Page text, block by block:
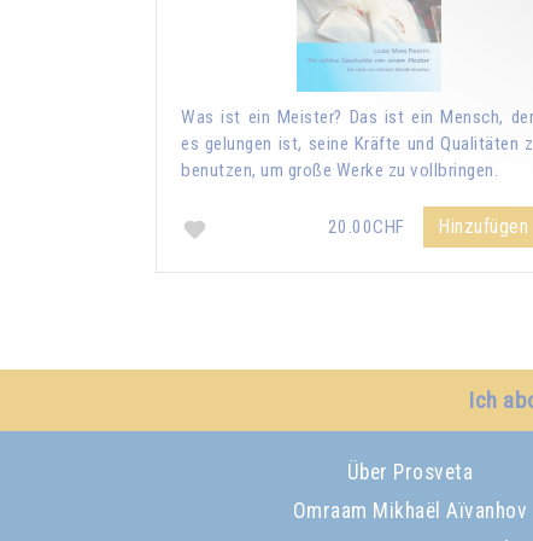
Was ist ein Meister? Das ist ein Mensch,
es gelungen ist, seine Kräfte und Qualitäten
benutzen, um große Werke zu vollbringen.
20.00CHF Hinzufügen
Ich
Über Prosveta
Omraam Mikhaël Aïvanhov